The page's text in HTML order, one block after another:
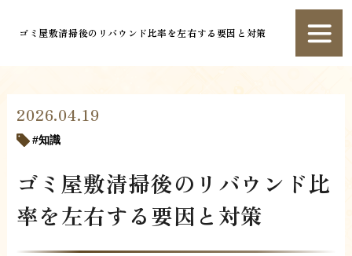
ゴミ屋敷清掃後のリバウンド比率を左右する要因と対策
2026.04.19
知識
ゴミ屋敷清掃後のリバウンド比
率を左右する要因と対策